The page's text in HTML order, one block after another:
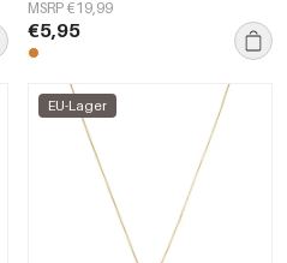
MSRP €19,99
€5,95
EU-Lager